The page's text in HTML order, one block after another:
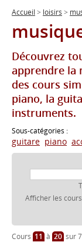
Accueil > loisirs >
Découvrez
apprendre la
des cours
piano, la
instruments.
Sous-catégories :
guitare piano
Afficher les
Cours 11à 20sur